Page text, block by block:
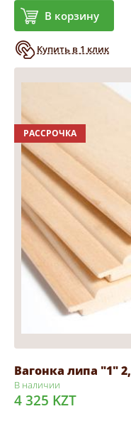
В корзину
Купить в 1 клик
РАССРОЧКА
Вагонка липа "1"
В наличии
4 325 KZT